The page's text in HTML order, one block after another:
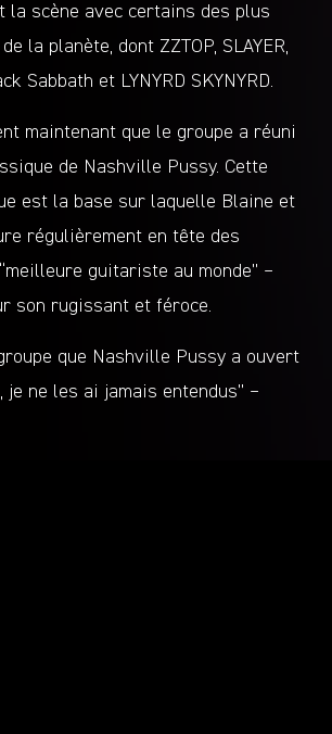
la scène avec certains des plus
la planète, dont ZZTOP, SLAYER,
Sabbath et LYNYRD SKYNYRD.
maintenant que le groupe a réuni
de Nashville Pussy. Cette
est la base sur laquelle Blaine et
régulièrement en tête des
guitariste au monde” –
son rugissant et féroce.
que Nashville Pussy a ouvert
je ne les ai jamais entendus” –